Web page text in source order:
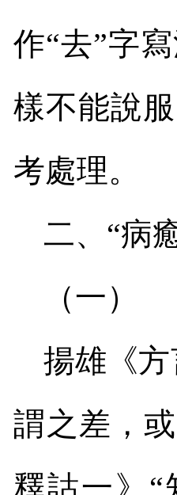
作“去”字
樣不能說
考處理。
二、“病
（一）
揚雄《
謂之差，
釋詁一》“